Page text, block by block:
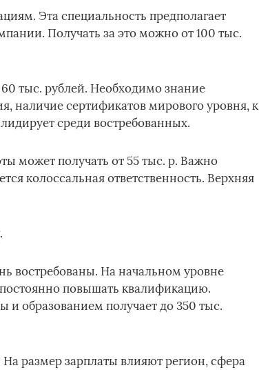
Эта специальность предполагает
Получать за это можно от 100 тыс.
тыс. рублей. Необходимо знание
наличие сертификатов мирового уровня, к
среди востребованных.
может получать от 55 тыс. р. Важно
колоссальная ответственность. Верхняя
востребованы. На начальном уровне
постоянно повышать квалификацию.
образованием получает до 350 тыс.
размер зарплаты влияют регион, сфера